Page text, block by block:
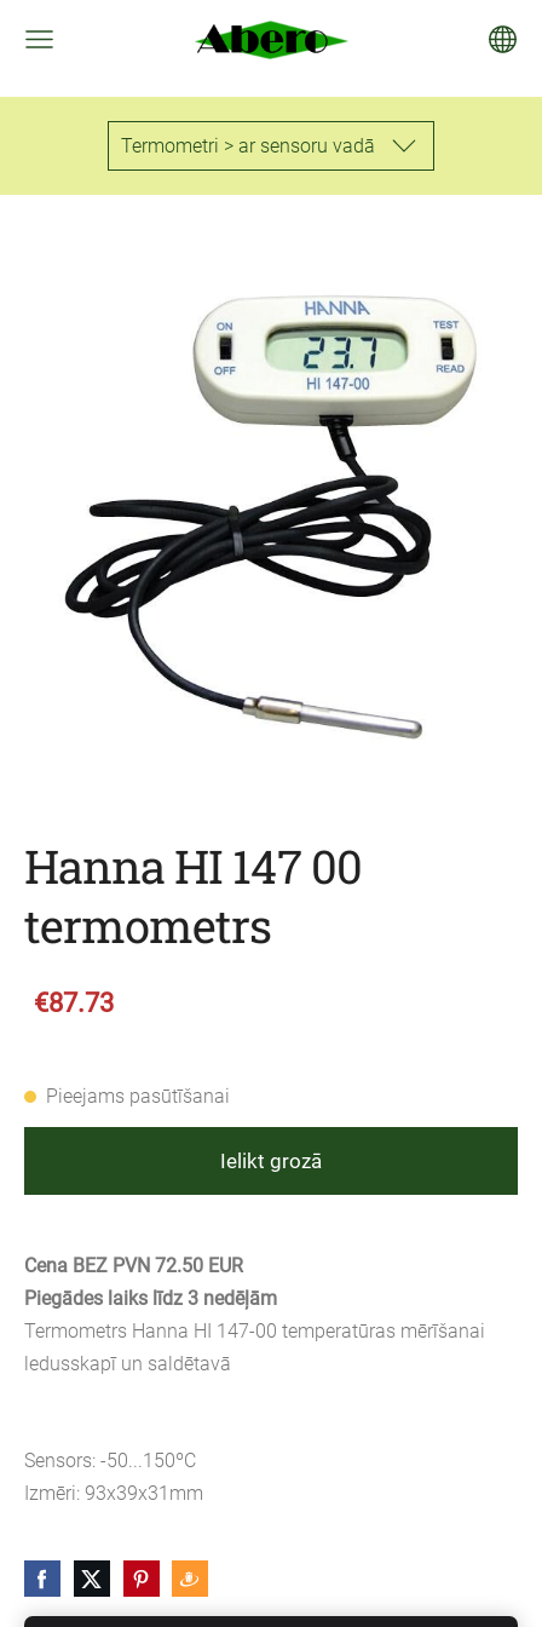
Termometri > ar sensoru vadā
Hanna HI 147 00
termometrs
€87.73
Pieejams pasūtīšanai
Ielikt grozā
Cena BEZ PVN 72.50 EUR
Piegādes laiks līdz 3 nedēļām
Termometrs Hanna HI 147-00 temperatūras mērīšanai
ledusskapī un saldētavā
Sensors: -50...150ºC
Izmēri: 93x39x31mm